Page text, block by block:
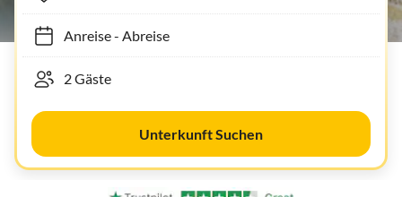
Anreise- Abreise
Unterkunft Suchen